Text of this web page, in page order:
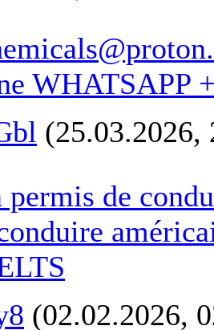
WHATSAPP
(25.03.2026,
permis de
(02.02.2026,